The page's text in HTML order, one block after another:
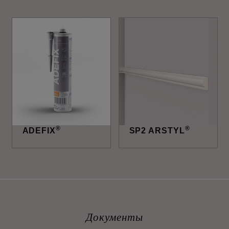
ADEFIX® SP2 ARSTYL®
Документы